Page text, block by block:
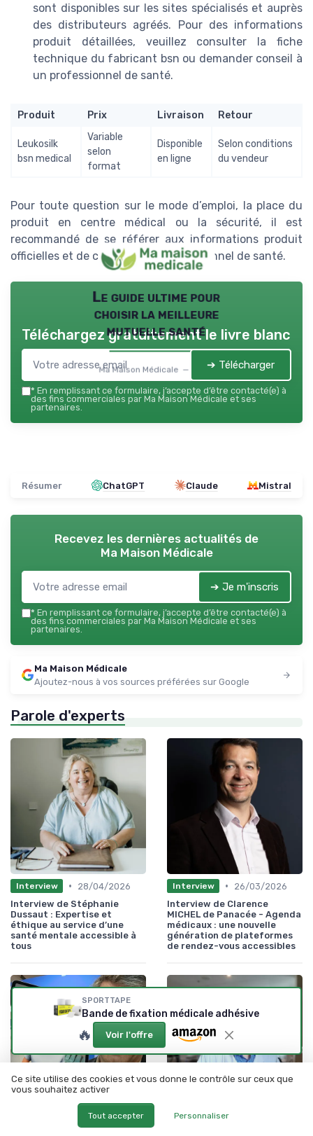
sont disponibles sur les sites spécialisés et auprès
des distributeurs agréés. Pour des informations
produit détaillées, veuillez consulter la fiche
technique du fabricant bsn ou demander conseil à
un professionnel de santé.
Produit Prix Livraison Retour
Leukosilk
bsn medical
Variable
selon
format
Disponible
en ligne
Selon conditions
du vendeur
Pour toute question sur le mode d’emploi, la place du
produit en centre médical ou la sécurité, il est
recommandé de se référer aux informations produit
officielles et de consulter un professionnel de santé.
Le guide ultime pour
choisir la meilleure
mutuelle santé
Ma Maison Médicale — 2026
Téléchargez gratuitement le livre blanc
➔ Télécharger
* En remplissant ce formulaire, j’accepte d’être contacté(e) à
des fins commerciales par Ma Maison Médicale et ses
partenaires.
Résumer ChatGPT Claude Mistral
Recevez les dernières actualités de
Ma Maison Médicale
➔ Je m'inscris
* En remplissant ce formulaire, j’accepte d’être contacté(e) à
des fins commerciales par Ma Maison Médicale et ses
partenaires.
Ma Maison Médicale
Ajoutez-nous à vos sources préférées sur Google
Parole d'experts
Interview •
28/04/2026
Interview de Stéphanie
Dussaut : Expertise et
éthique au service d’une
santé mentale accessible à
tous
Interview •
26/03/2026
Interview de Clarence
MICHEL de Panacée - Agenda
médicaux : une nouvelle
génération de plateformes
de rendez-vous accessibles
27/01/2026
•
SPORTTAPE
Bande de fixation médicale adhésive
🔥 Voir l'offre
Ce site utilise des cookies et vous donne le contrôle sur ceux que
vous souhaitez activer
Tout accepter Personnaliser